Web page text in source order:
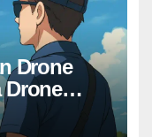
Drone
Drone